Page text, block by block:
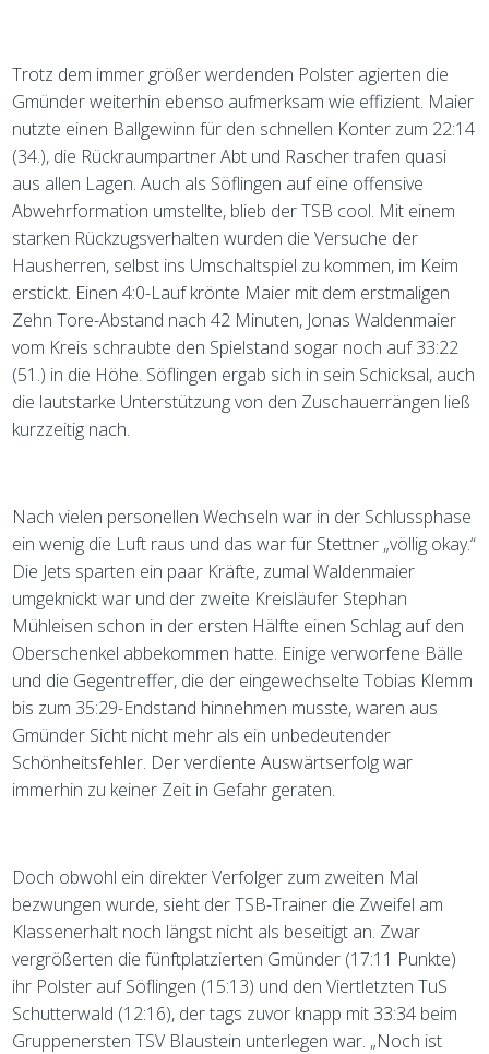
Trotz dem immer größer werdenden Polster agierten die
Gmünder weiterhin ebenso aufmerksam wie effizient. Maier
nutzte einen Ballgewinn für den schnellen Konter zum 22:14
(34.), die Rückraumpartner Abt und Rascher trafen quasi
aus allen Lagen. Auch als Söflingen auf eine offensive
Abwehrformation umstellte, blieb der TSB cool. Mit einem
starken Rückzugsverhalten wurden die Versuche der
Hausherren, selbst ins Umschaltspiel zu kommen, im Keim
erstickt. Einen 4:0-Lauf krönte Maier mit dem erstmaligen
Zehn Tore-Abstand nach 42 Minuten, Jonas Waldenmaier
vom Kreis schraubte den Spielstand sogar noch auf 33:22
(51.) in die Höhe. Söflingen ergab sich in sein Schicksal, auch
die lautstarke Unterstützung von den Zuschauerrängen ließ
kurzzeitig nach.
Nach vielen personellen Wechseln war in der Schlussphase
ein wenig die Luft raus und das war für Stettner „völlig okay.“
Die Jets sparten ein paar Kräfte, zumal Waldenmaier
umgeknickt war und der zweite Kreisläufer Stephan
Mühleisen schon in der ersten Hälfte einen Schlag auf den
Oberschenkel abbekommen hatte. Einige verworfene Bälle
und die Gegentreffer, die der eingewechselte Tobias Klemm
bis zum 35:29-Endstand hinnehmen musste, waren aus
Gmünder Sicht nicht mehr als ein unbedeutender
Schönheitsfehler. Der verdiente Auswärtserfolg war
immerhin zu keiner Zeit in Gefahr geraten.
Doch obwohl ein direkter Verfolger zum zweiten Mal
bezwungen wurde, sieht der TSB-Trainer die Zweifel am
Klassenerhalt noch längst nicht als beseitigt an. Zwar
vergrößerten die fünftplatzierten Gmünder (17:11 Punkte)
ihr Polster auf Söflingen (15:13) und den Viertletzten TuS
Schutterwald (12:16), der tags zuvor knapp mit 33:34 beim
Gruppenersten TSV Blaustein unterlegen war. „Noch ist